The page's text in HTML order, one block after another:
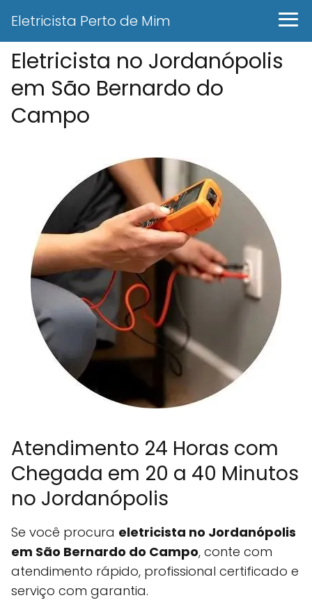
Eletricista Perto de Mim
Eletricista no Jordanópolis
em São Bernardo do
Campo
Atendimento 24 Horas com
Chegada em 20 a 40 Minutos
no Jordanópolis
Se você procura eletricista no Jordanópolis
em São Bernardo do Campo, conte com
atendimento rápido, profissional certificado e
serviço com garantia.